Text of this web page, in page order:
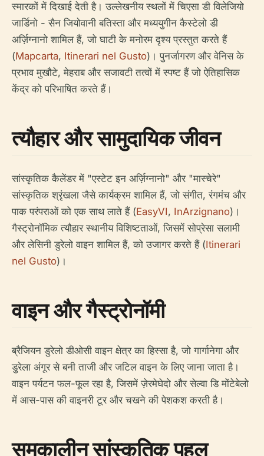
स्मारकों में दिखाई देती है। उल्लेखनीय स्थलों में चिएसा डी विलेजियो
जार्डिनो - सैन जियोवानी बतिस्ता और मध्ययुगीन कैस्टेलो डी
अर्ज़िग्नानो शामिल हैं, जो घाटी के मनोरम दृश्य प्रस्तुत करते हैं
(Mapcarta, Itinerari nel Gusto)। पुनर्जागरण और वेनिस के
प्रभाव मुखौटे, मेहराब और सजावटी तत्वों में स्पष्ट हैं जो ऐतिहासिक
केंद्र को परिभाषित करते हैं।
त्यौहार और सामुदायिक जीवन
सांस्कृतिक कैलेंडर में "एस्टेट इन अर्ज़िग्नानो" और "मास्चेरे"
सांस्कृतिक श्रृंखला जैसे कार्यक्रम शामिल हैं, जो संगीत, रंगमंच और
पाक परंपराओं को एक साथ लाते हैं (EasyVI, InArzignano)।
गैस्ट्रोनॉमिक त्यौहार स्थानीय विशिष्टताओं, जिसमें सोप्रेसा सलामी
और लेसिनी डुरेलो वाइन शामिल हैं, को उजागर करते हैं (Itinerari
nel Gusto)।
वाइन और गैस्ट्रोनॉमी
ब्रैजियन डुरेलो डीओसी वाइन क्षेत्र का हिस्सा है, जो गार्गानेगा और
डुरेला अंगूर से बनी ताजी और जटिल वाइन के लिए जाना जाता है।
वाइन पर्यटन फल-फूल रहा है, जिसमें ज़ेरमेघेदो और सेल्वा डि मोंटेबेलो
में आस-पास की वाइनरी टूर और चखने की पेशकश करती है।
समकालीन सांस्कृतिक पहल